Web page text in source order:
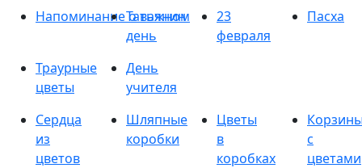
Напоминание о важном
Татьянин
день
23
февраля
Пасха
Траурные
цветы
День
учителя
Сердца
из
цветов
Шляпные
коробки
Цветы
в
коробках
с
цветами